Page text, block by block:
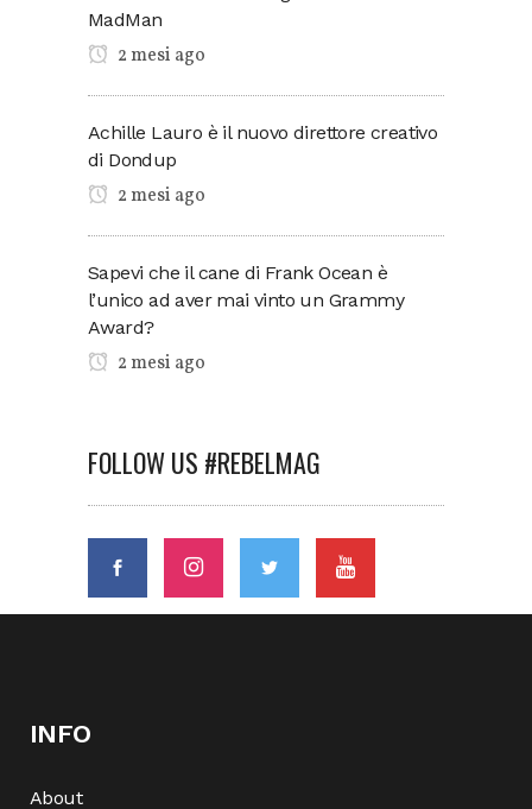
MadMan
2 mesi ago
Achille Lauro è il nuovo direttore creativo
di Dondup
2 mesi ago
Sapevi che il cane di Frank Ocean è
l’unico ad aver mai vinto un Grammy
Award?
2 mesi ago
FOLLOW US #REBELMAG
INFO
About